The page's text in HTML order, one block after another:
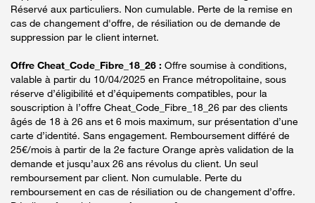
Réservé aux particuliers. Non cumulable. Perte de la remise en
cas de changement d'offre, de résiliation ou de demande de
suppression par le client internet.
Offre Cheat_Code_Fibre_18_26 : Offre soumise à conditions,
valable à partir du 10/04/2025 en France métropolitaine, sous
réserve d’éligibilité et d’équipements compatibles, pour la
souscription à l’offre Cheat_Code_Fibre_18_26 par des clients
âgés de 18 à 26 ans et 6 mois maximum, sur présentation d’une
carte d’identité. Sans engagement. Remboursement différé de
25€/mois à partir de la 2e facture Orange après validation de la
demande et jusqu’aux 26 ans révolus du client. Un seul
remboursement par client. Non cumulable. Perte du
remboursement en cas de résiliation ou de changement d’offre.